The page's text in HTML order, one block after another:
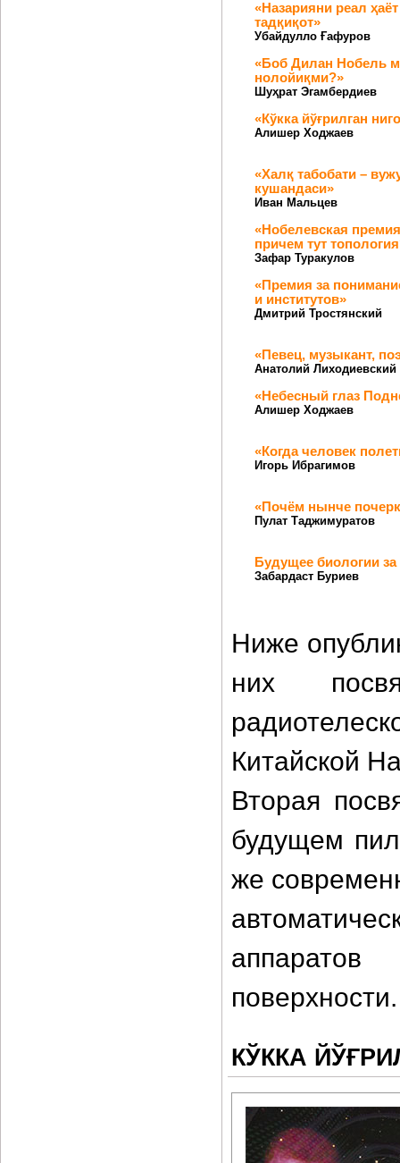
«Назарияни реал
тадқиқот»
Убайдулло Ғафуров
«Боб Дилан Нобель
нолойиқми?»
Шуҳрат Эгамбердиев
«Кўкка йўғрилган
Алишер Ходжаев
«Халқ табобати –
кушандаси»
Иван Мальцев
«Нобелевская
причем тут
Зафар Туракулов
«Премия за
и институтов»
Дмитрий Тростянский
«Певец, музыкант,
Анатолий Лиходиевский
«Небесный глаз
Алишер Ходжаев
«Когда человек
Игорь Ибрагимов
«Почём нынче
Пулат Таджимуратов
Будущее биологии
Забардаст Буриев
Ниже
них
Китайской
Вторая
будущем
же
поверхности.
КЎККА